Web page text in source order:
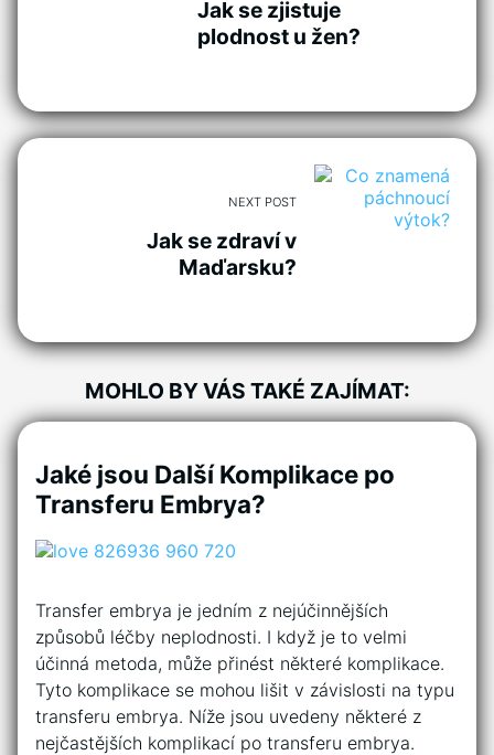
Jak se zjistuje
plodnost u žen?
NEXT POST
Jak se zdraví v
Maďarsku?
MOHLO BY VÁS TAKÉ ZAJÍMAT:
Jaké jsou Další Komplikace po
Transferu Embrya?
Transfer embrya je jedním z nejúčinnějších
způsobů léčby neplodnosti. I když je to velmi
účinná metoda, může přinést některé komplikace.
Tyto komplikace se mohou lišit v závislosti na typu
transferu embrya. Níže jsou uvedeny některé z
nejčastějších komplikací po transferu embrya.